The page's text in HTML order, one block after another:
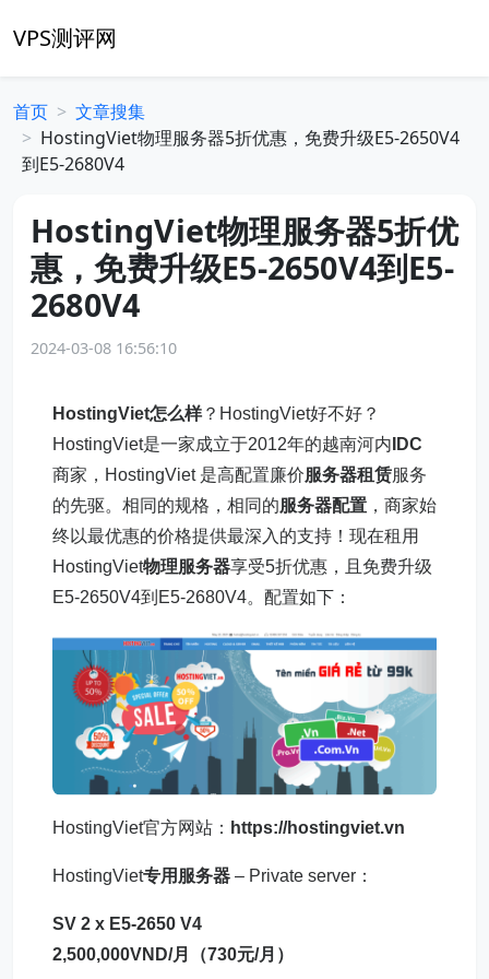
VPS测评网
首页
文章搜集
HostingViet物理服务器5折优惠，免费升级E5-2650V4
到E5-2680V4
HostingViet物理服务器5折优
惠，免费升级E5-2650V4到E5-
2680V4
2024-03-08 16:56:10
HostingViet怎么样？HostingViet好不好？
HostingViet是一家成立于2012年的越南河内 IDC
商家，HostingViet 是高配置廉价服务器租赁服务
的先驱。相同的规格，相同的服务器配置 ，商家始
终以最优惠的价格提供最深入的支持！现在租用
HostingViet物理服务器享受5折优惠，且免费升级
E5-2650V4到E5-2680V4。配置如下：
HostingViet官方网站： https://hostingviet.vn
HostingViet专用服务器 – Private server：
SV 2 x E5-2650 V4
2,500,000VND/月（730元/月）